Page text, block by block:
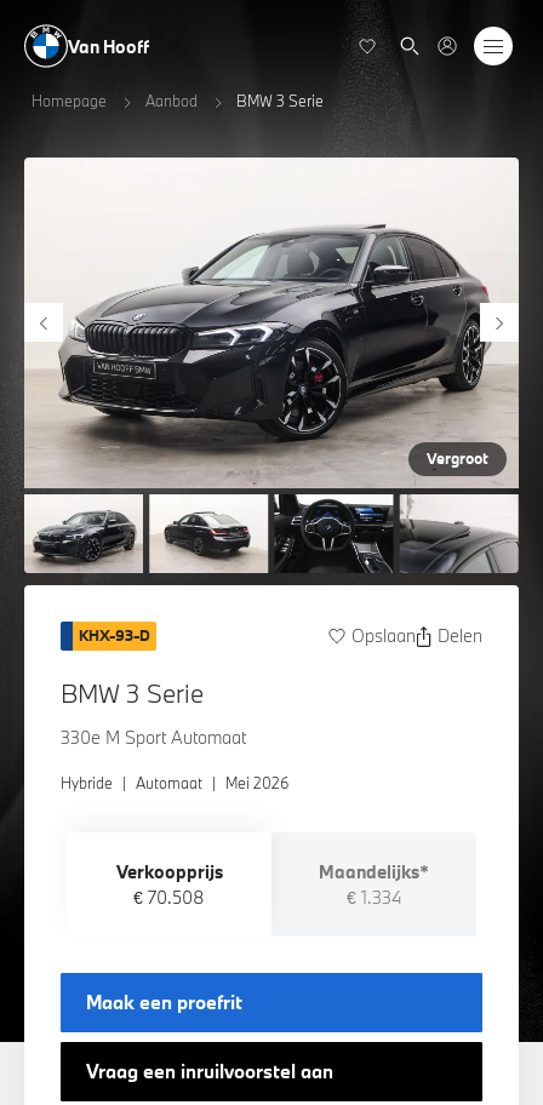
Van Hooff
Homepage Aanbod BMW 3 Serie
Vergroot
KHX-93-D Opslaan Delen
BMW 3 Serie
330e M Sport Automaat
Hybride | Automaat | Mei 2026
Verkoopprijs
€ 70.508
Maandelijks*
€ 1.334
Maak een proefrit
Vraag een inruilvoorstel aan